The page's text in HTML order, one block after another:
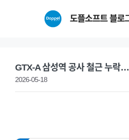
도플소프트 블로
GTX-A 삼성역 공사 철근 누락
2026-05-18